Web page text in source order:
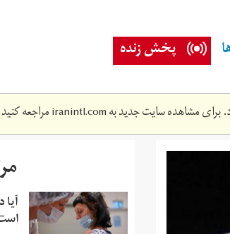
پخش زنده
برای مشاهده سایت جدید بهiranintl.comمراجعه